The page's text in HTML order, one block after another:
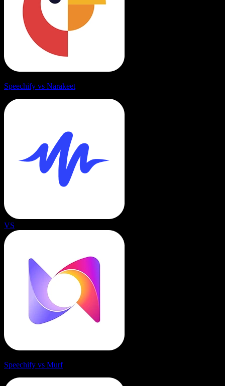
Speechify vs Narakeet
VS
Speechify vs Murf